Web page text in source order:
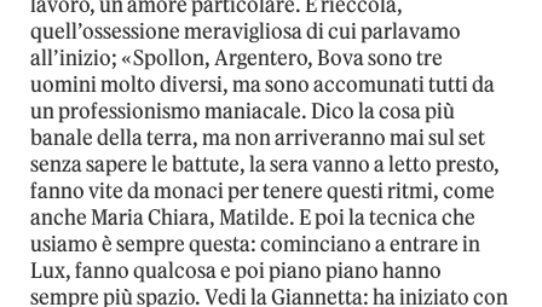
quell’ossessione meravigliosa di cui parlavamo
all’inizio; «Spollon, Argentero, Bova sono tre
uomini molto diversi, ma sono accomunati tutti da
un professionismo maniacale. Dico la cosa più
banale della terra, ma non arriveranno mai sul set
senza sapere le battute, la sera vanno a letto presto,
fanno vite da monaci per tenere questi ritmi, come
anche Maria Chiara, Matilde. E poi la tecnica che
usiamo è sempre questa: cominciano a entrare in
Lux, fanno qualcosa e poi piano piano hanno
sempre più spazio. Vedi la Giannetta: ha iniziato con